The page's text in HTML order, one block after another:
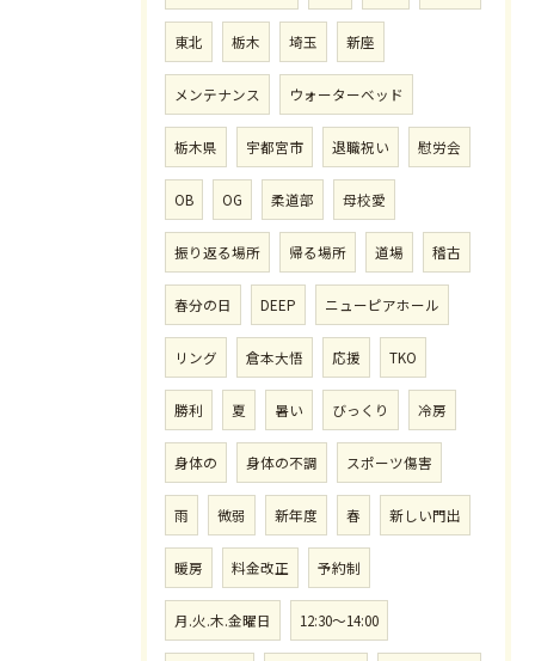
東北 栃木 埼玉 新座
メンテナンス ウォーターベッド
栃木県 宇都宮市 退職祝い 慰労会
OB OG 柔道部 母校愛
振り返る場所 帰る場所 道場 稽古
春分の日 DEEP ニューピアホール
リング 倉本大悟 応援 TKO
勝利 夏 暑い びっくり 冷房
身体の 身体の不調 スポーツ傷害
雨 微弱 新年度 春 新しい門出
暖房 料金改正 予約制
月.火.木.金曜日 12:30〜14:00